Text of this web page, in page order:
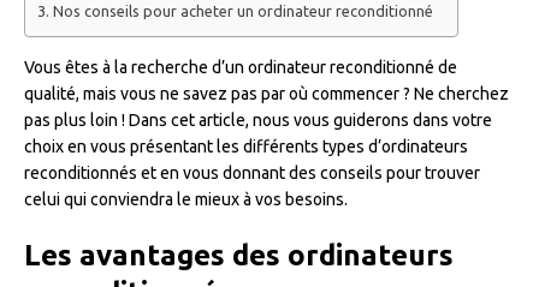
Nos conseils pour acheter un ordinateur reconditionné
Vous êtes à la recherche d’un ordinateur reconditionné de
qualité, mais vous ne savez pas par où commencer ? Ne cherchez
pas plus loin ! Dans cet article, nous vous guiderons dans votre
choix en vous présentant les différents types d’ordinateurs
reconditionnés et en vous donnant des conseils pour trouver
celui qui conviendra le mieux à vos besoins.
Les avantages des ordinateurs